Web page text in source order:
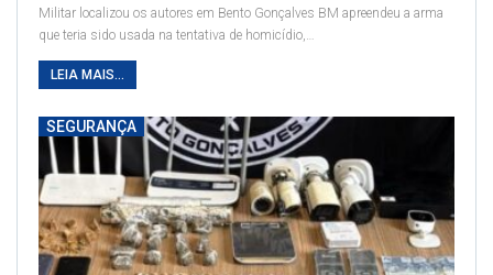
Militar localizou os autores em Bento Gonçalves BM apreendeu a arma
que teria sido usada na tentativa de homicídio,
LEIA MAIS...
SEGURANÇA